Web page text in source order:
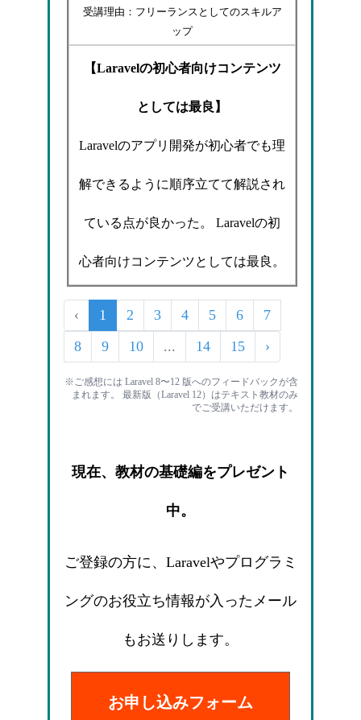
受講理由：フリーランスとしてのスキルア
ップ
【Laravelの初心者向けコンテンツ
としては最良】
Laravelのアプリ開発が初心者でも理
解できるように順序立てて解説され
ている点が良かった。 Laravelの初
心者向けコンテンツとしては最良。
‹ 1 2 3 4 5 6
7
8
9 10 ... 14 15 ›
※ご感想には Laravel 8〜12 版へのフィードバックが含
まれます。 最新版（Laravel 12）はテキスト教材のみ
でご受講いただけます。
現在、教材の基礎編をプレゼント
中。
ご登録の方に、Laravelやプログラミ
ングのお役立ち情報が入ったメール
もお送りします。
お申し込みフォーム